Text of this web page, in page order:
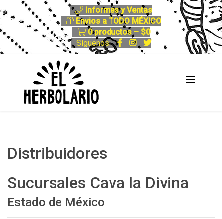
Informes y Ventas
Envios a TODO MÉXICO
0 productos – $0
Síguenos:
Distribuidores
Sucursales Cava la Divina
Estado de México